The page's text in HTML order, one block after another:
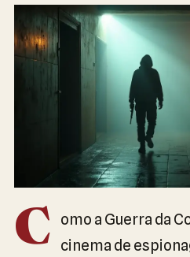
C
omo a Guerra da
cinema de